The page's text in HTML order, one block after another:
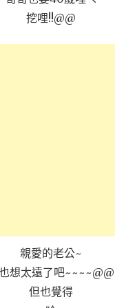
挖哩!!@@
親愛的老公~
想太遠了吧~~~~@@
但也覺得